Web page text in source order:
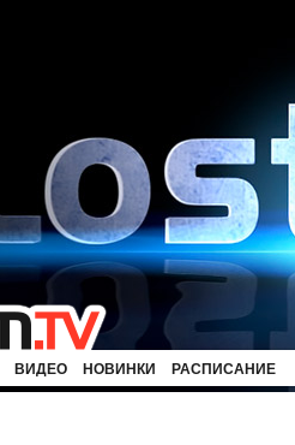
ВИДЕО НОВИНКИ РАСПИСАНИЕ